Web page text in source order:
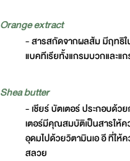
Orange extract
- สารสกัดจากผลส้ม มีฤทธิใ
แบคทีเรียทั้งแกรมบวกและแ
Shea butter
- เชียร์ บัตเตอร์ ประกอบด้ว
เตอร์มีคุณสมบัติเป็นสารให้ค
อุดมไปด้วยวิตามินเอ อี ที่ให้
สลวย